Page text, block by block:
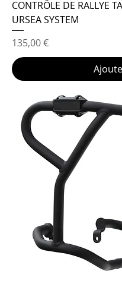
CONTRÔLE DE RALLYE
URSEA SYSTEM
Prix
135,00 €